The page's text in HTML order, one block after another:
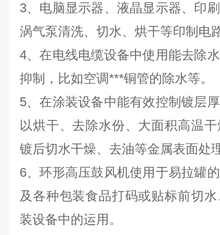
3、电脑显示器、液晶显示器、印
涡气泵清洗、切水、烘干等印制电
4、在电线电缆设备中使用能去除
抑制，比如空调***铜管的除水等。
5、在涂装设备中能有效控制镀层
以烘干、去除水份、大面积高温
镀后切水干燥、去油等金属表面处
6、环形高压鼓风机使用于易拉罐
及各种包装食品打码或贴标前切
装设备中的运用。